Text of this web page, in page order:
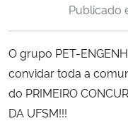
Ministério de Minas e Energia
Ministério da Ciência,
Publicado
O grupo PET-
convidar toda a
do PRIMEIRO
DA UFSM!!!